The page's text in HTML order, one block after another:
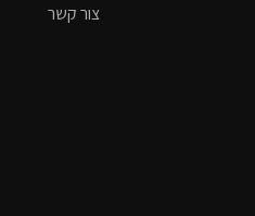
צור קשר